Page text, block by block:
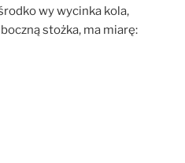
wy wycinka kola,
stożka, ma miarę: